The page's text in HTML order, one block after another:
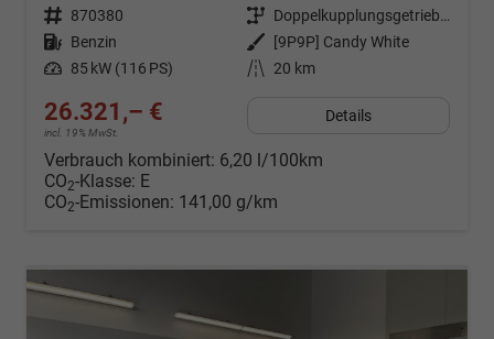
Fahrzeugnr. 870380 Getriebe
Doppelkupplungsgetriebe (DSG)
Kraftstoff Benzin Außenfarbe
[9P9P] Candy White
Leistung 85 kW (116 PS) Kilometerstand 20 km
26.321,– €
incl. 19% MwSt.
Details
Verbrauch kombiniert: 6,20 l/100km
CO2-Klasse: E
CO2-Emissionen: 141,00 g/km